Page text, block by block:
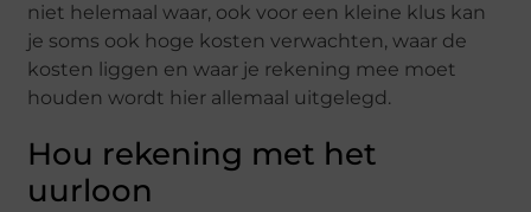
niet helemaal waar, ook voor een kleine klus kan
je soms ook hoge kosten verwachten, waar de
kosten liggen en waar je rekening mee moet
houden wordt hier allemaal uitgelegd.
Hou rekening met het
uurloon